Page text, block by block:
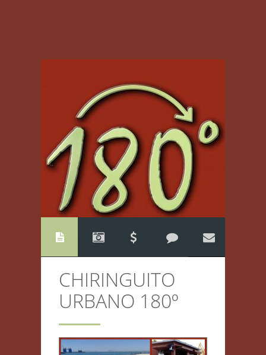
CHIRINGUITO
URBANO 180º
CONTACTO
Anterior/Siguiente página